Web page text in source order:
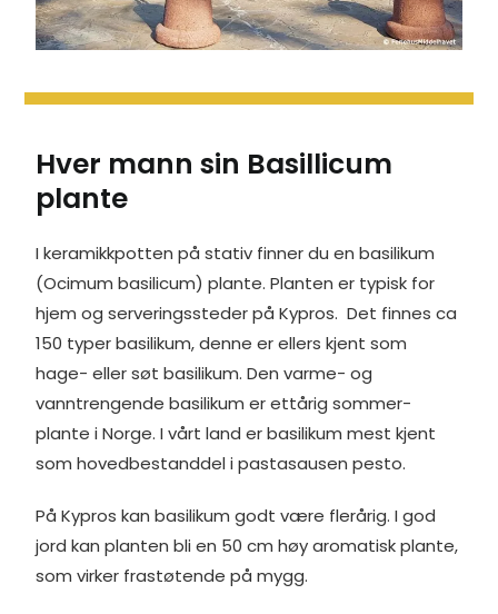
Hver mann sin Basillicum
plante
I keramikkpotten på stativ finner du en basilikum
(Ocimum basilicum) plante. Planten er typisk for
hjem og serveringssteder på Kypros. Det finnes ca
150 typer basilikum, denne er ellers kjent som
hage- eller søt basilikum. Den varme- og
vanntrengende basilikum er ettårig sommer-
plante i Norge. I vårt land er basilikum mest kjent
som hovedbestanddel i pastasausen pesto.
På Kypros kan basilikum godt være flerårig. I god
jord kan planten bli en 50 cm høy aromatisk plante,
som virker frastøtende på mygg.